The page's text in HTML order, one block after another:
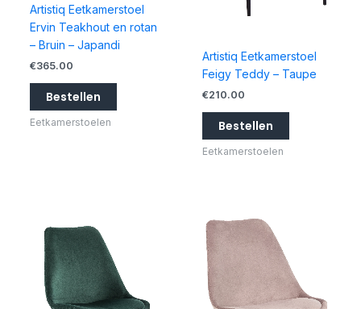
Artistiq Eetkamerstoel
Ervin Teakhout en rotan
– Bruin – Japandi
€365.00
Bestellen
Eetkamerstoelen
Artistiq Eetkamerstoel
Feigy Teddy – Taupe
€210.00
Bestellen
Eetkamerstoelen